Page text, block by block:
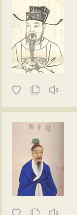
答，写有《答刘
年，冉闵诛石氏
襄国遇害。时年
老庄，又善于写
集十卷，其中有